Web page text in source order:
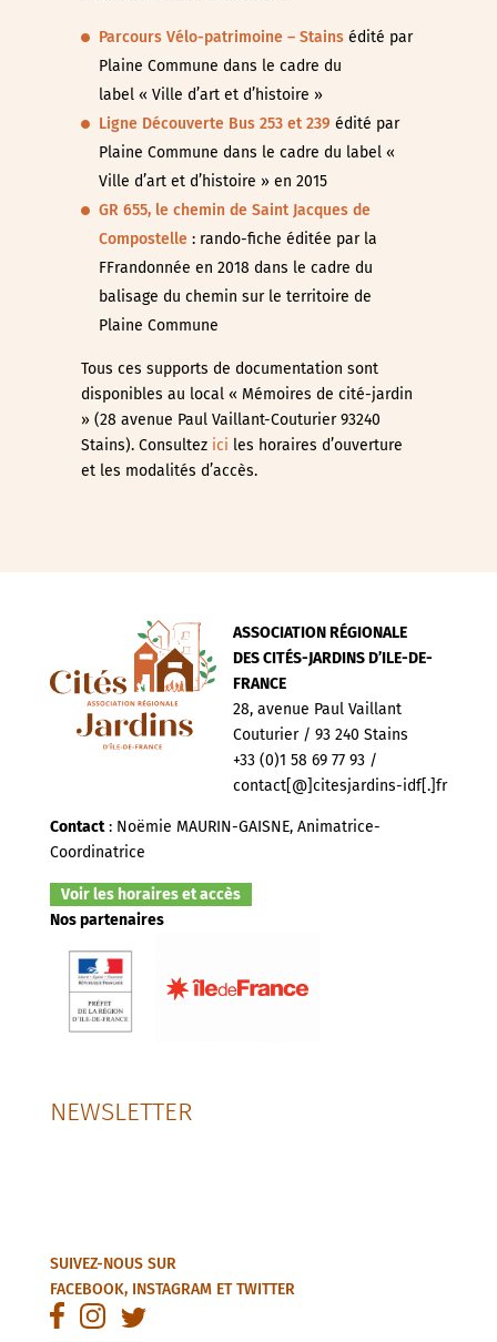
Parcours Vélo-patrimoine – Stains édité par
Plaine Commune dans le cadre du
label « Ville d’art et d’histoire »
Ligne Découverte Bus 253 et 239édité par
Plaine Commune dans le cadre du label «
Ville d’art et d’histoire » en 2015
GR 655, le chemin de Saint Jacques de
Compostelle : rando-fiche éditée par la
FFrandonnée en 2018 dans le cadre du
balisage du chemin sur le territoire de
Plaine Commune
Tous ces supports de documentation sont
disponibles au local « Mémoires de cité-jardin
» (28 avenue Paul Vaillant-Couturier 93240
Stains). Consultez ici les horaires d’ouverture
et les modalités d’accès.
ASSOCIATION RÉGIONALE
DES CITÉS-JARDINS D’ILE-DE-
FRANCE
28, avenue Paul Vaillant
Couturier / 93 240 Stains
+33 (0)1 58 69 77 93 /
contact[@]citesjardins-idf[.]fr
Contact: Noëmie MAURIN-GAISNE, Animatrice-
Coordinatrice
Voir les horaires et accès
Nos partenaires
NEWSLETTER
SUIVEZ-NOUS SUR
FACEBOOK, INSTAGRAMETTWITTER